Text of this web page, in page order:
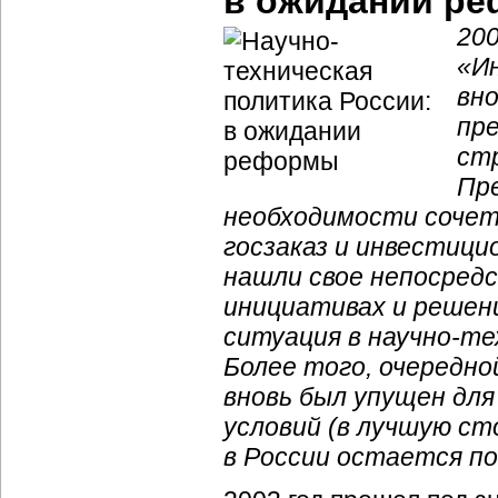
необходимости
госзаказ и
нашли свое
инициативах и
ситуация в научно-
Более того,
вновь был упущен
условий (в лучшую
в России остается